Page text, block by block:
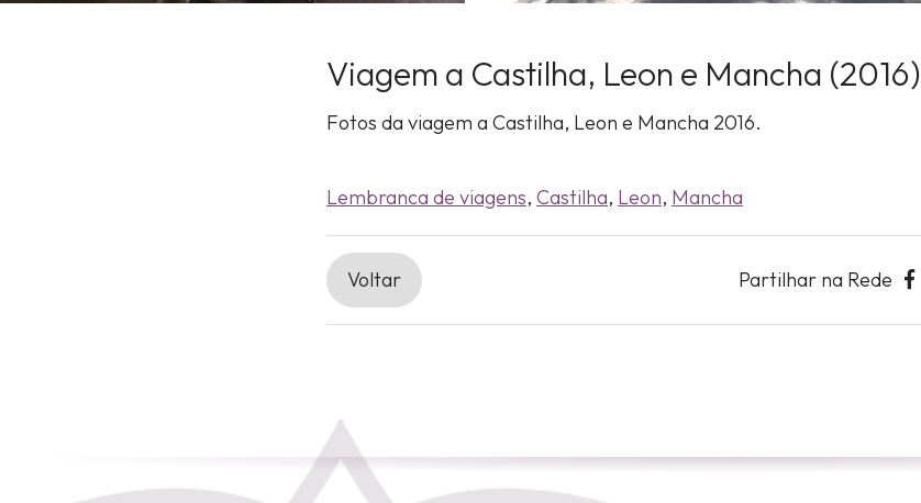
Viagem a Castilha, Leon e Mancha (2016)
Fotos da viagem a Castilha, Leon e Mancha 2016.
Lembranca de viagens, Castilha, Leon, Mancha
Voltar Partilhar na Rede